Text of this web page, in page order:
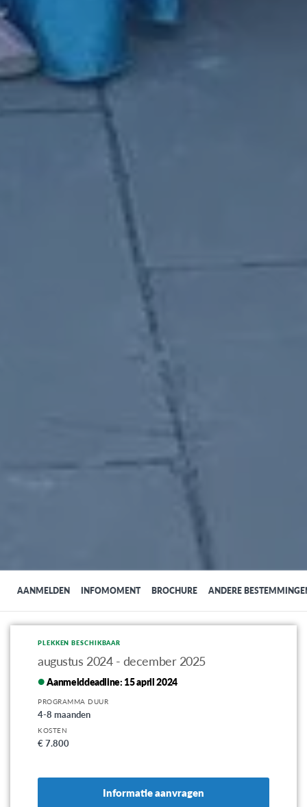
AANMELDEN INFOMOMENT BROCHURE ANDERE
PLEKKEN BESCHIKBAAR
augustus 2024 - december 2025
Aanmelddeadline: 15 april 2024
PROGRAMMA DUUR
4-8 maanden
KOSTEN
€ 7.800
Informatie aanvragen